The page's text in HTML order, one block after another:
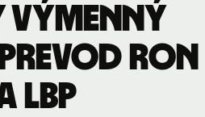
výmenný
RON
LBP